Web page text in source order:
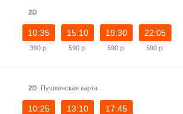
2D
10:35
390 р.
15:10
590 р.
19:30
590 р.
22:05
590 р.
2D Пушкинская карта
10:25 13:10 17:45